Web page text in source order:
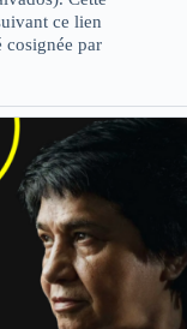
ce lien
cosignée par